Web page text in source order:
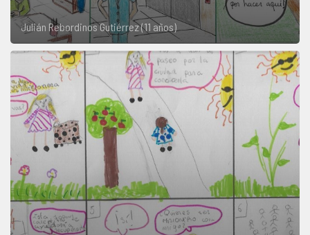
Julián Rebordinos Gutiérrez (11 años)